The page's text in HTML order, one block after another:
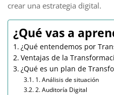
crear una estrategia digital.
¿Qué vas a
¿Qué entendemos por
Ventajas de la
¿Qué es un plan de
1. Análisis de situación
2. Auditoría Digital